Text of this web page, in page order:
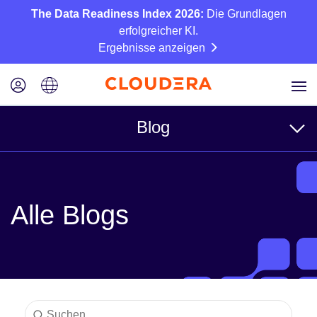
The Data Readiness Index 2026: Die Grundlagen
erfolgreicher KI.
Ergebnisse anzeigen
Blog
Business
Alle Blogs